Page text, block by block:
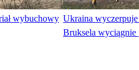
wybuchowy Ukraina
Bruksela wyciągnie